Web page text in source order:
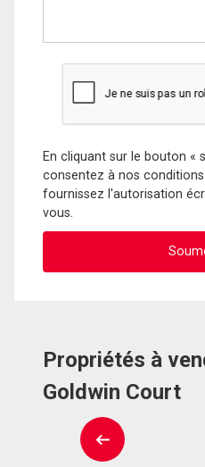
En cliquant sur le bouton «
consentez à nos
fournissez l'autorisation
vous.
Propriétés à
Goldwin Court